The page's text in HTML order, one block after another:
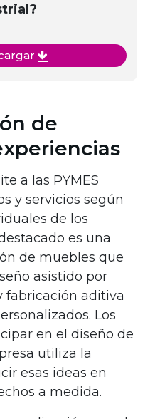
de
a las PYMES
y servicios según
de los
es una
de muebles que
asistido por
fabricación aditiva
Los
en el diseño de
utiliza la
esas ideas en
a medida.